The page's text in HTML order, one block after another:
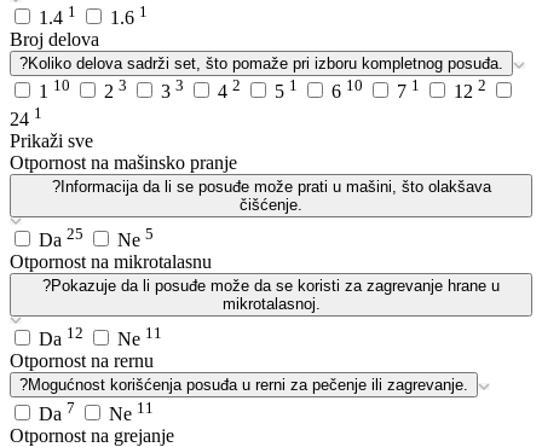
1.4 1 1.6 1
Broj delova
?Koliko delova sadrži set, što pomaže pri izboru kompletnog posuđa.
1 10 2 3 3 3 4 2 5 1 6 10 7 1 12 2
24 1
Prikaži sve
Otpornost na mašinsko pranje
?Informacija da li se posuđe može prati u mašini, što olakšava
čišćenje.
Da 25 Ne 5
Otpornost na mikrotalasnu
?Pokazuje da li posuđe može da se koristi za zagrevanje hrane u
mikrotalasnoj.
Da 12 Ne 11
Otpornost na rernu
?Mogućnost korišćenja posuđa u rerni za pečenje ili zagrevanje.
Da 7 Ne 11
Otpornost na grejanje